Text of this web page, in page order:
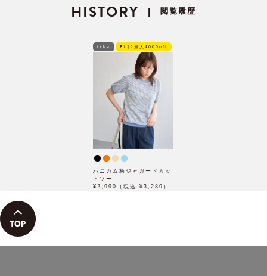
HISTORY | 閲覧履歴
ikka ﾓｱｵﾌ最大4000off
ハニカム柄ジャガードカッ
トソー
¥2,990（税込 ¥3,289）